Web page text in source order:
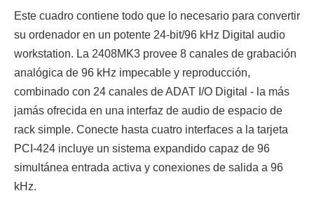
Este cuadro contiene todo que lo necesario para convertir
su ordenador en un potente 24-bit/96 kHz Digital audio
workstation. La 2408MK3 provee 8 canales de grabación
analógica de 96 kHz impecable y reproducción,
combinado con 24 canales de ADAT I/O Digital - la más
jamás ofrecida en una interfaz de audio de espacio de
rack simple. Conecte hasta cuatro interfaces a la tarjeta
PCI-424 incluye un sistema expandido capaz de 96
simultánea entrada activa y conexiones de salida a 96
kHz.